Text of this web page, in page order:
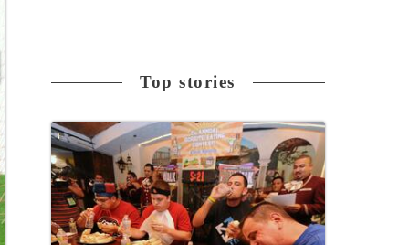
Top stories